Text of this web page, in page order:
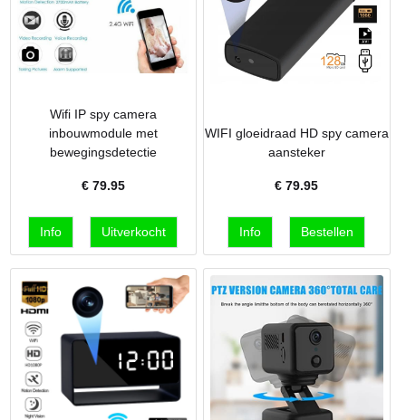
Wifi IP spy camera
inbouwmodule met
bewegingsdetectie
€ 79.95
WIFI gloeidraad HD spy camera
aansteker
€79.95